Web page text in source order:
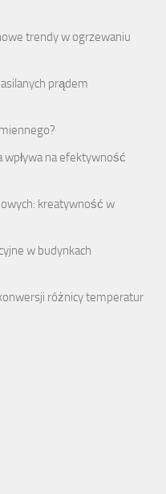
trendy w ogrzewaniu
prądem
wpływa na efektywność
kreatywność w
w budynkach
różnicy temperatur